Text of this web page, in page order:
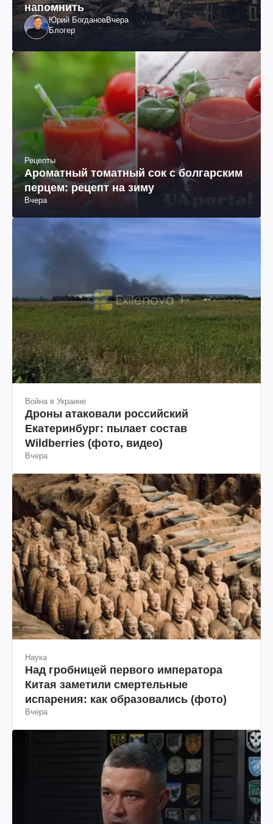
напомнить
Юрий БогдановВчера
Блогер
Рецепты
Ароматный томатный сок с болгарским
перцем: рецепт на зиму
Вчера
Война в Украине
Дроны атаковали российский
Екатеринбург: пылает состав
Wildberries (фото, видео)
Вчера
Наука
Над гробницей первого императора
Китая заметили смертельные
испарения: как образовались (фото)
Вчера